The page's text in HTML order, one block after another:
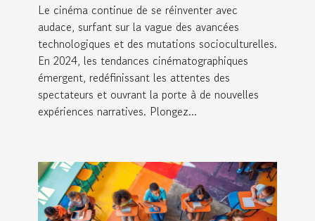
Le cinéma continue de se réinventer avec
audace, surfant sur la vague des avancées
technologiques et des mutations socioculturelles.
En 2024, les tendances cinématographiques
émergent, redéfinissant les attentes des
spectateurs et ouvrant la porte à de nouvelles
expériences narratives. Plongez...